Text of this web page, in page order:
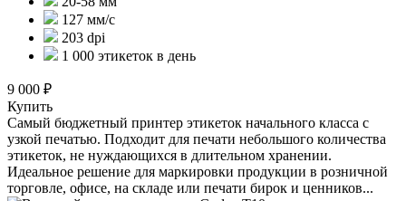
127 мм/с
203 dpi
1 000 этикеток в день
9 000 ₽
Купить
Самый бюджетный принтер этикеток начального класса с
узкой печатью. Подходит для печати небольшого количества
этикеток, не нуждающихся в длительном хранении.
Идеальное решение для маркировки продукции в розничной
торговле, офисе, на складе или печати бирок и ценников...